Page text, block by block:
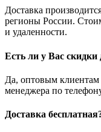
Доставка
регионы России.
и удаленности.
Есть ли у Вас
Да, оптовым клиентам
менеджера по
Доставка